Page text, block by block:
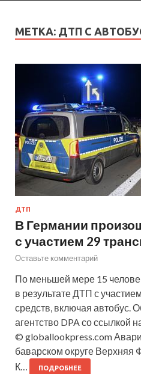
МЕТКА: ДТП С
ДТП
В Германии
с участием 29
Оставьте комментарий
По меньшей мере 15
в результате ДТП с
средств, включая автобус.
агентство DPA со ссылкой
© globallookpress.com
баварском округе Верхняя
К…
ПОДРОБНЕЕ